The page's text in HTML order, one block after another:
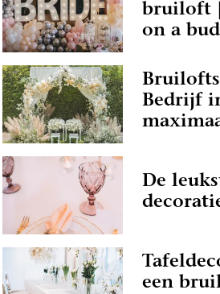
bruiloft
on a
Bedrijf
De
een